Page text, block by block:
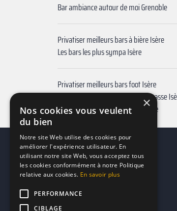
Bar ambiance autour de moi Grenoble
Privatiser meilleurs bars à bière Isère
Les bars les plus sympa Isère
Privatiser meilleurs bars foot Isère
Privatiser meilleurs bars avec terrasse
Privatiser meilleurs bars à vin Isère
×
Nos cookies vous veulent
du bien
Notre site Web utilise des cookies pour
améliorer l'expérience utilisateur. En
utilisant notre site Web, vous acceptez tous
les cookies conformément à notre Politique
relative aux cookies. En savoir plus
PERFORMANCE
CIBLAGE